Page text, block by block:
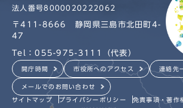
法人番号8000020222062
〒411-8666 静岡県三島市北田町4-
47
Tel：055-975-3111（代表）
開庁時間 市役所へのアクセス 連絡先
メールでのお問い合わせ
サイトマップ プライバシーポリシー 免責事項・著作